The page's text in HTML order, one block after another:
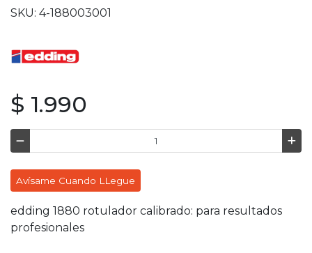
SKU: 4-188003001
$ 1.990
Avísame Cuando LLegue
edding 1880 rotulador calibrado: para resultados
profesionales